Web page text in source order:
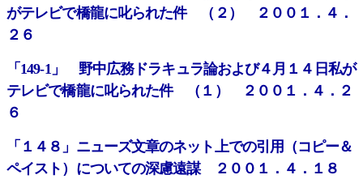
がテレビで橋龍に叱られた件 （２） ２００１．４．
２６
「149-1」 野中広務ドラキュラ論および４月１４日私が
テレビで橋龍に叱られた件 （１） ２００１．４．２
６
「１４８」ニューズ文章のネット上での引用（コピー＆
ペイスト）についての深慮遠謀 ２００１．４．１８